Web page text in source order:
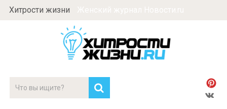
Хитрости жизни